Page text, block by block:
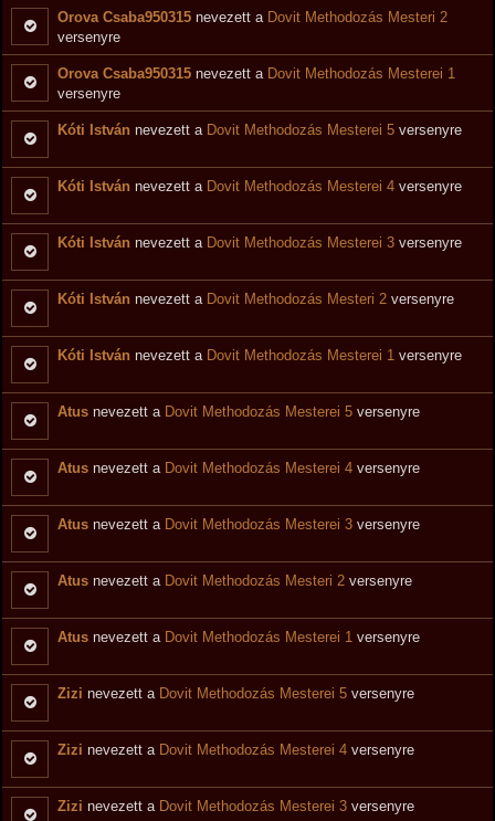
Orova Csaba950315 nevezett a Dovit Methodozás Mesteri 2
versenyre
Orova Csaba950315 nevezett a Dovit Methodozás Mesterei 1
versenyre
Kóti István nevezett a Dovit Methodozás Mesterei 5 versenyre
Kóti István nevezett a Dovit Methodozás Mesterei 4 versenyre
Kóti István nevezett a Dovit Methodozás Mesterei 3 versenyre
Kóti István nevezett a Dovit Methodozás Mesteri 2 versenyre
Kóti István nevezett a Dovit Methodozás Mesterei 1 versenyre
Atus nevezett a Dovit Methodozás Mesterei 5 versenyre
Atus nevezett a Dovit Methodozás Mesterei 4 versenyre
Atus nevezett a Dovit Methodozás Mesterei 3 versenyre
Atus nevezett a Dovit Methodozás Mesteri 2 versenyre
Atus nevezett a Dovit Methodozás Mesterei 1 versenyre
Zizi nevezett a Dovit Methodozás Mesterei 5 versenyre
Zizi nevezett a Dovit Methodozás Mesterei 4 versenyre
Zizi nevezett a Dovit Methodozás Mesterei 3 versenyre